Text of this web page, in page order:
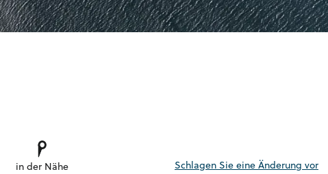
in der Nähe Schlagen Sie eine Änderung vor